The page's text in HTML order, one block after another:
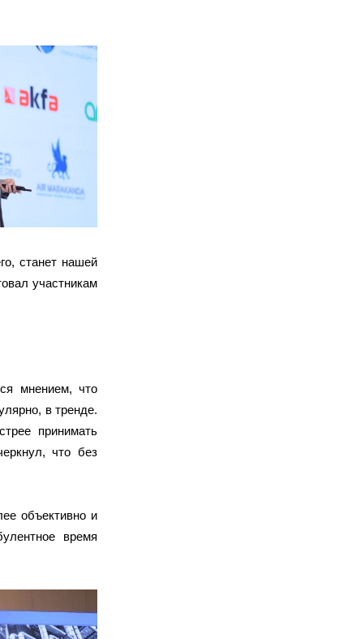
станет нашей
участникам
мнением, что
в тренде.
принимать
что без
объективно и
время